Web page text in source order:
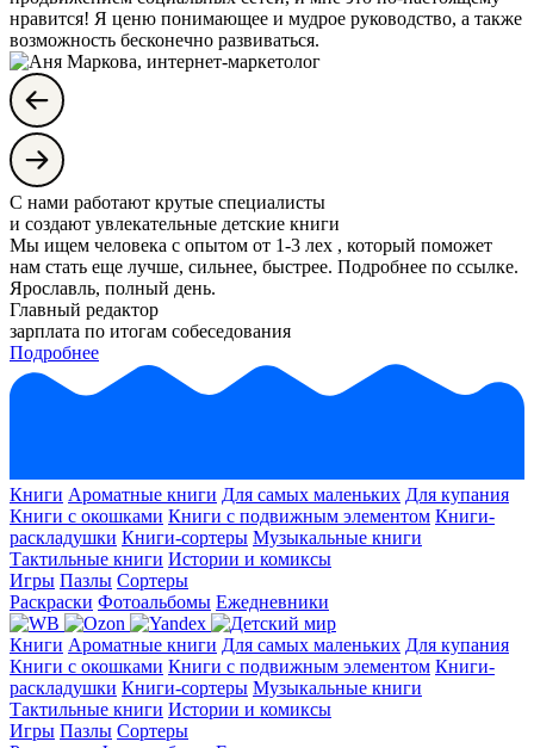
нравится! Я ценю понимающее и мудрое руководство, а также
возможность бесконечно развиваться.
С нами работают крутые специалисты
и создают увлекательные детские книги
Мы ищем человека с опытом от 1-3 лех , который поможет
нам стать еще лучше, сильнее, быстрее. Подробнее по ссылке.
Ярославль, полный день.
Главный редактор
зарплата по итогам собеседования
Подробнее
Книги Ароматные книги Для самых маленьких Для купания
Книги с окошками Книги с подвижным элементом Книги-
раскладушки Книги-сортеры Музыкальные книги
Тактильные книги Истории и комиксы
Игры Пазлы Сортеры
Раскраски Фотоальбомы Ежедневники
Книги Ароматные книги Для самых маленьких Для купания
Книги с окошками Книги с подвижным элементом Книги-
раскладушки Книги-сортеры Музыкальные книги
Тактильные книги Истории и комиксы
Игры Пазлы Сортеры